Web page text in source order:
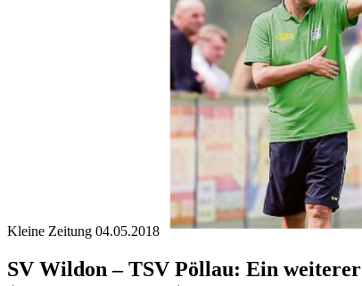
Kleine Zeitung 04.05.2018
SV Wildon – TSV Pöllau: Ein weiterer